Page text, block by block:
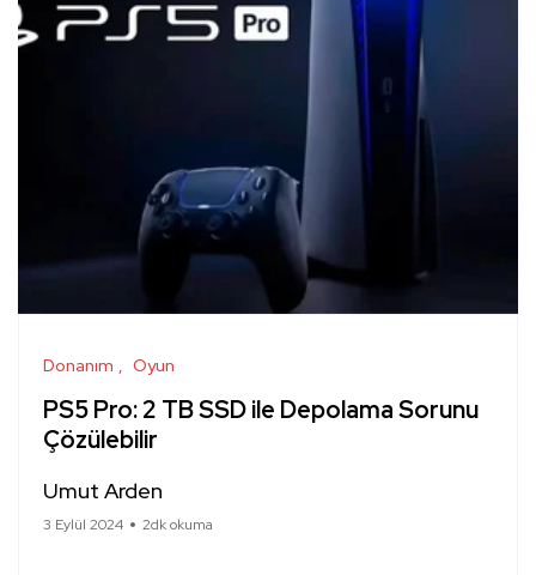
Donanım Oyun
PS5 Pro: 2 TB SSD ile Depolama Sorunu
Çözülebilir
Umut Arden
3 Eylül 2024 2dk okuma